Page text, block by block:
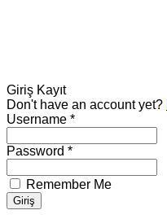
Giriş Kayıt
Don't have an account yet?
Username *
Password *
Remember Me